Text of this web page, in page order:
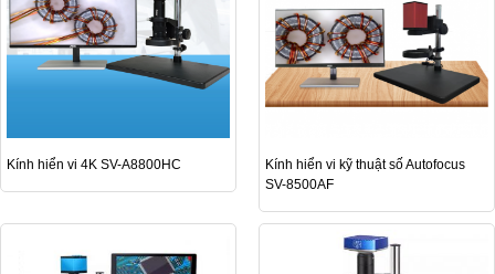
Kính hiển vi 4K SV-A8800HC
Kính hiển vi kỹ thuật số Autofocus
SV-8500AF